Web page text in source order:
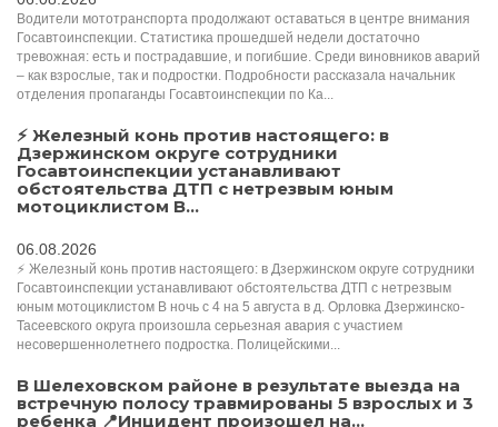
Водители мототранспорта продолжают оставаться в центре внимания
Госавтоинспекции. Статистика прошедшей недели достаточно
тревожная: есть и пострадавшие, и погибшие. Среди виновников аварий
– как взрослые, так и подростки. Подробности рассказала начальник
отделения пропаганды Госавтоинспекции по Ка...
⚡ Железный конь против настоящего: в
Дзержинском округе сотрудники
Госавтоинспекции устанавливают
обстоятельства ДТП с нетрезвым юным
мотоциклистом В...
06.08.2026
⚡ Железный конь против настоящего: в Дзержинском округе сотрудники
Госавтоинспекции устанавливают обстоятельства ДТП с нетрезвым
юным мотоциклистом В ночь с 4 на 5 августа в д. Орловка Дзержинско-
Тасеевского округа произошла серьезная авария с участием
несовершеннолетнего подростка. Полицейскими...
В Шелеховском районе в результате выезда на
встречную полосу травмированы 5 взрослых и 3
ребенка 📍Инцидент произошел на...